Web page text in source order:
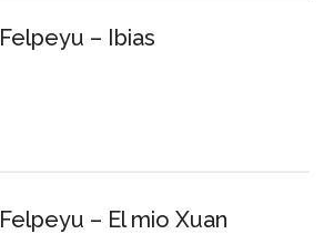
Felpeyu – Ibias
Felpeyu – El mio Xuan